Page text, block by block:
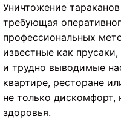
Уничтожение
требующая
профессиональных
известные как
и трудно выводимые
квартире, ресторане
не только дискомфорт,
здоровья.